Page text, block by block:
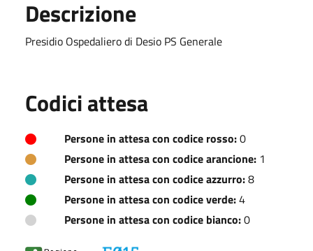
Descrizione
Presidio Ospedaliero di Desio PS Generale
Codici attesa
Persone in attesa con codice rosso:0
Persone in attesa con codice arancione: 1
Persone in attesa con codice azzurro:8
Persone in attesa con codice verde:4
Persone in attesa con codice bianco:0